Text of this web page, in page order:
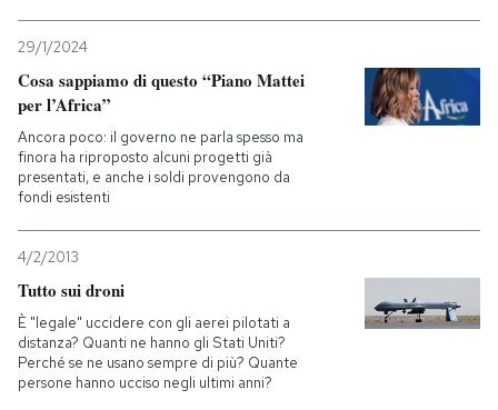
29/1/2024
Cosa sappiamo di questo “Piano Mattei
per l’Africa”
Ancora poco: il governo ne parla spesso ma
finora ha riproposto alcuni progetti già
presentati, e anche i soldi provengono da
fondi esistenti
4/2/2013
Tutto sui droni
È "legale" uccidere con gli aerei pilotati a
distanza? Quanti ne hanno gli Stati Uniti?
Perché se ne usano sempre di più? Quante
persone hanno ucciso negli ultimi anni?